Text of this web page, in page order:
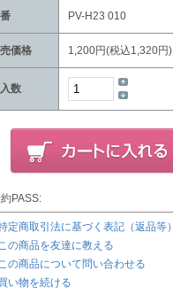
PV-H23 010
価格 1,200円(税込1,320円)
数
PASS:
定商取引法に基づく表記（返品等）
の商品を友達に教える
の商品について問い合わせる
い物を続ける